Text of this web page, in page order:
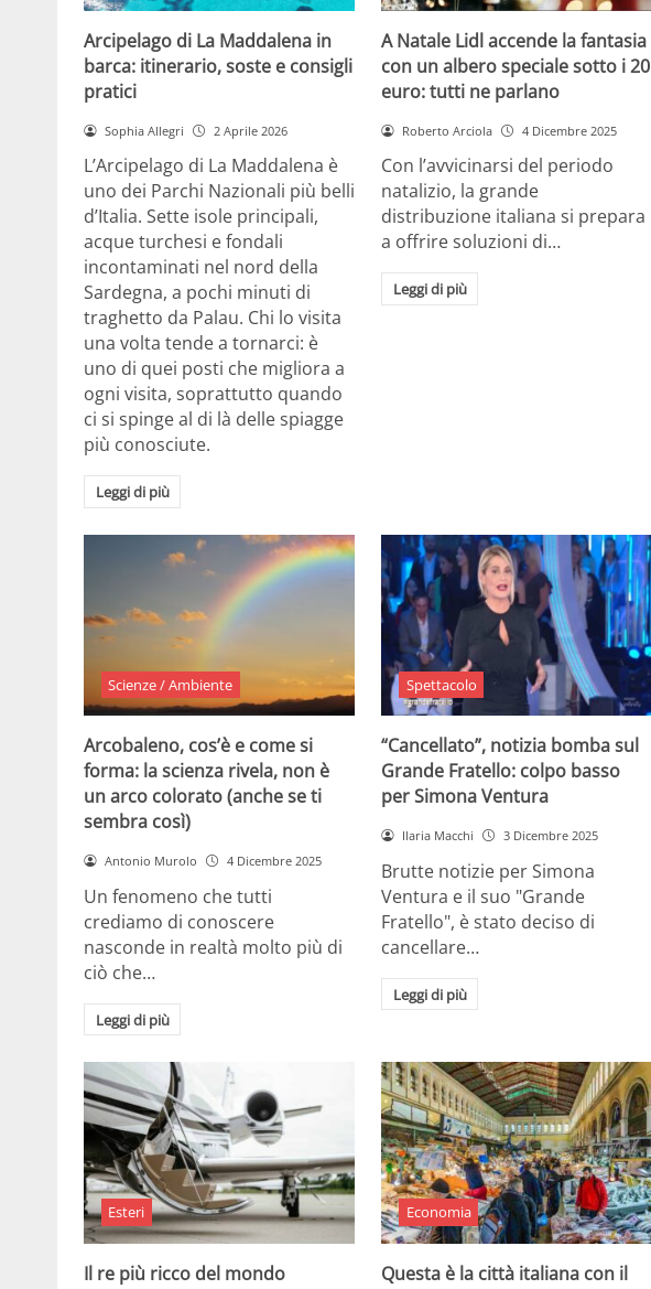
Arcipelago di La Maddalena in
barca: itinerario, soste e consigli
pratici
Sophia Allegri 2 Aprile 2026
L’Arcipelago di La Maddalena è
uno dei Parchi Nazionali più belli
d’Italia. Sette isole principali,
acque turchesi e fondali
incontaminati nel nord della
Sardegna, a pochi minuti di
traghetto da Palau. Chi lo visita
una volta tende a tornarci: è
uno di quei posti che migliora a
ogni visita, soprattutto quando
ci si spinge al di là delle spiagge
più conosciute.
Leggi di più
A Natale Lidl accende la fantasia
con un albero speciale sotto i 20
euro: tutti ne parlano
Roberto Arciola 4 Dicembre 2025
Con l’avvicinarsi del periodo
natalizio, la grande
distribuzione italiana si prepara
a offrire soluzioni di…
Leggi di più
Scienze / Ambiente
Arcobaleno, cos’è e come si
forma: la scienza rivela, non è
un arco colorato (anche se ti
sembra così)
Antonio Murolo 4 Dicembre 2025
Un fenomeno che tutti
crediamo di conoscere
nasconde in realtà molto più di
ciò che…
Leggi di più
Spettacolo
“Cancellato”, notizia bomba sul
Grande Fratello: colpo basso
per Simona Ventura
Ilaria Macchi 3 Dicembre 2025
Brutte notizie per Simona
Ventura e il suo "Grande
Fratello", è stato deciso di
cancellare…
Leggi di più
Esteri
Il re più ricco del mondo
Economia
Questa è la città italiana con il